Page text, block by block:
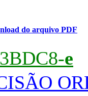
do arquivo PDF
e